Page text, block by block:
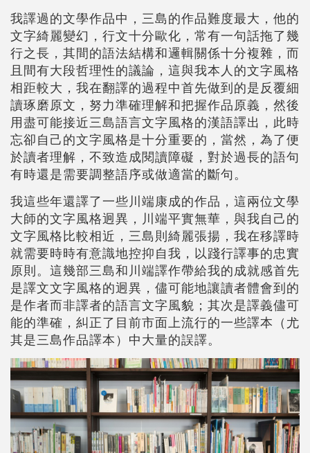
我譯過的文學作品中，三島的作品難度最大，他的
文字綺麗變幻，行文十分歐化，常有一句話拖了幾
行之長，其間的語法結構和邏輯關係十分複雜，而
且間有大段哲理性的議論，這與我本人的文字風格
相距較大，我在翻譯的過程中首先做到的是反覆細
讀琢磨原文，努力準確理解和把握作品原義，然後
用盡可能接近三島語言文字風格的漢語譯出，此時
忘卻自己的文字風格是十分重要的，當然，為了便
於讀者理解，不致造成閱讀障礙，對於過長的語句
有時還是需要調整語序或做適當的斷句。
我這些年還譯了一些川端康成的作品，這兩位文學
大師的文字風格迥異，川端平實無華，與我自己的
文字風格比較相近，三島則綺麗張揚，我在移譯時
就需要時時有意識地控抑自我，以踐行譯事的忠實
原則。這幾部三島和川端譯作帶給我的成就感首先
是譯文文字風格的迥異，儘可能地讓讀者體會到的
是作者而非譯者的語言文字風貌；其次是譯義儘可
能的準確，糾正了目前市面上流行的一些譯本（尤
其是三島作品譯本）中大量的誤譯。